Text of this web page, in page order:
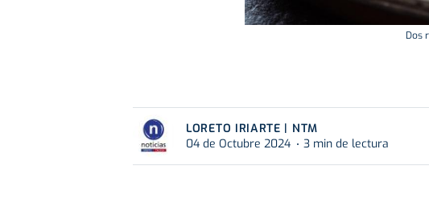
Dos
LORETO IRIARTE | NTM
04 de Octubre 2024
3 min de lectura